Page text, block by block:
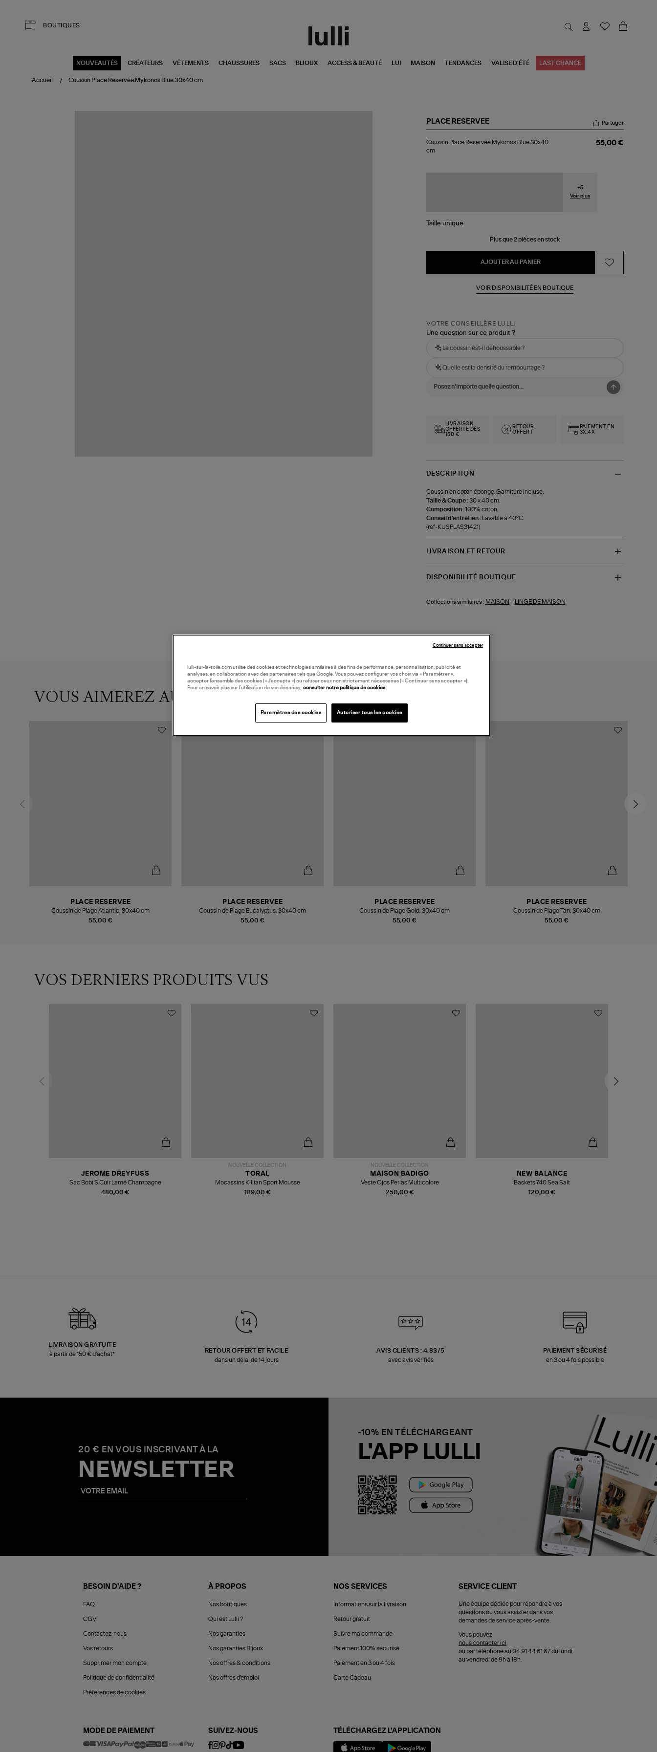
BOUTIQUES
NOUVEAUTÉS CRÉATEURS VÊTEMENTS CHAUSSURES SACS BIJOUX ACCESS & BEAUTÉ LUI MAISON TENDANCES VALISE D'ÉTÉ LAST CHANCE
Accueil Coussin Place Reservée Mykonos Blue 30x40 cm
PLACE RESERVEE
Place
Reservée
Partager
Coussin Place Reservée Mykonos Blue 30x40
cm
55,00 €
+5
Voir plus
Taille unique
Plus que 2 pièces en stock
AJOUTER AU PANIER
VOIR DISPONIBILITÉ EN BOUTIQUE
VOTRE CONSEILLÈRE LULLI
Une question sur ce produit ?
Le coussin est-il déhoussable ?
Quelle est la densité du rembourrage ?
LIVRAISON
OFFERTE DÈS
150 €
RETOUR
OFFERT
PAIEMENT EN
3X,4X
DESCRIPTION
Coussin en coton éponge. Garniture incluse.
Taille & Coupe :30 x 40 cm.
Composition :100% coton.
Conseil d'entretien :
Lavable à 40°C.
(ref-KUSPLAS31421)
LIVRAISON ET RETOUR
DISPONIBILITÉ BOUTIQUE
Collections similaires : MAISON - LINGE DE MAISON
VOUS AIMEREZ AUSSI
55,00 €
PLACE RESERVEE
Coussin de Plage Atlantic, 30x40 cm
55,00 €
PLACE RESERVEE
Coussin de Plage Eucalyptus, 30x40 cm
55,00 €
PLACE RESERVEE
Coussin de Plage Gold, 30x40 cm
55,00 €
PLACE RESERVEE
Coussin de Plage Tan, 30x40 cm
VOS DERNIERS PRODUITS VUS
480,00 €
JEROME DREYFUSS
Sac Bobi S Cuir Lamé Champagne
NOUVELLE COLLECTION
189,00 €
TORAL
Mocassins Killian Sport Mousse
NOUVELLE COLLECTION
250,00 €
MAISON BADIGO
Veste Ojos Perlas Multicolore
120,00 €
NEW BALANCE
Baskets 740 Sea Salt
LIVRAISON GRATUITE
à partir de 150 € d'achat*
RETOUR OFFERT ET FACILE
dans un délai de 14 jours
AVIS CLIENTS : 4.83/5
avec avis vérifiés
PAIEMENT SÉCURISÉ
en 3 ou 4 fois possible
20 € EN VOUS INSCRIVANT À LA
NEWSLETTER
-10% EN TÉLÉCHARGEANT
L'APP LULLI
BESOIN D'AIDE ?
FAQ
CGV
Contactez-nous
Vos retours
Supprimer mon compte
Politique de confidentialité
Préférences de cookies
À PROPOS
Nos boutiques
Qui est Lulli ?
Nos garanties
Nos garanties Bijoux
Nos offres & conditions
Nos offres d'emploi
NOS SERVICES
Informations sur la livraison
Retour gratuit
Suivre ma commande
Paiement 100% sécurisé
Paiement en 3 ou 4 fois
Carte Cadeau
SERVICE CLIENT
Une équipe dédiée pour répondre à vos
questions ou vous assister dans vos
demandes de service après-vente.
Vous pouvez
nous contacter ici
ou par téléphone au 04 91 44 61 67 du lundi
au vendredi de 9h à 18h.
MODE DE PAIEMENT SUIVEZ-NOUS TÉLÉCHARGEZ L'APPLICATION
lulli-sur-la-toile.com utilise des cookies et technologies similaires à des fins de performance, personnalisation, publicité et
analyses, en collaboration avec des partenaires tels que Google. Vous pouvez configurer vos choix via « Paramétrer »,
accepter l’ensemble des cookies (« J’accepte ») ou refuser ceux non strictement nécessaires (« Continuer sans accepter »).
Pour en savoir plus sur l’utilisation de vos données,
consulter notre politique de cookies
Paramètres des cookies Autoriser tous les cookies
Continuer sans accepter